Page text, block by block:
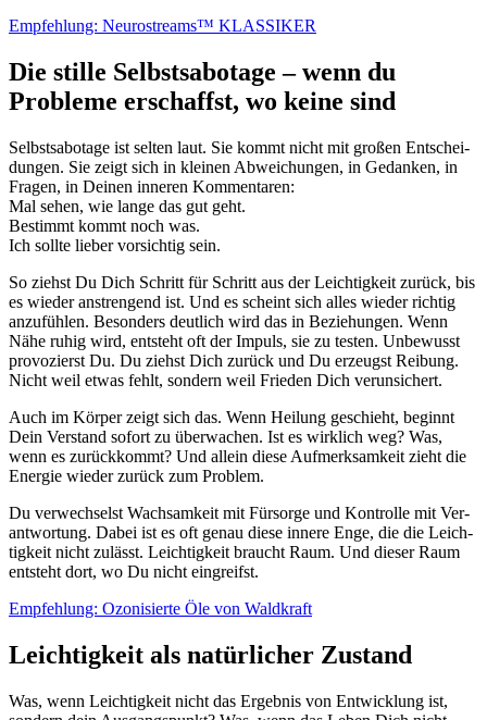
Emp­feh­lung: Neu­ro­st­reams™ KLASSIKER
Die stille Selbstsabotage – wenn du
Probleme erschaffst, wo keine sind
Selbst­sa­bo­ta­ge ist sel­ten laut. Sie kommt nicht mit gro­ßen Ent­schei­
dun­gen. Sie zeigt sich in klei­nen Abwei­chun­gen, in Gedan­ken, in
Fra­gen, in Dei­nen inne­ren Kom­men­ta­ren:
Mal sehen, wie lan­ge das gut geht.
Bestimmt kommt noch was.
Ich soll­te lie­ber vor­sich­tig sein.
So ziehst Du Dich Schritt für Schritt aus der Leich­tig­keit zurück, bis
es wie­der anstren­gend ist. Und es scheint sich alles wie­der rich­tig
anzu­füh­len. Beson­ders deut­lich wird das in Bezie­hun­gen. Wenn
Nähe ruhig wird, ent­steht oft der Impuls, sie zu tes­ten. Unbe­wusst
pro­vo­zierst Du. Du ziehst Dich zurück und Du erzeugst Rei­bung.
Nicht weil etwas fehlt, son­dern weil Frie­den Dich ver­un­si­chert.
Auch im Kör­per zeigt sich das. Wenn Hei­lung geschieht, beginnt
Dein Ver­stand sofort zu über­wa­chen. Ist es wirk­lich weg? Was,
wenn es zurück­kommt? Und allein die­se Auf­merk­sam­keit zieht die
Ener­gie wie­der zurück zum Pro­blem.
Du ver­wech­selst Wach­sam­keit mit Für­sor­ge und Kon­trol­le mit Ver­
ant­wor­tung. Dabei ist es oft genau die­se inne­re Enge, die die Leich­
tig­keit nicht zulässt. Leich­tig­keit braucht Raum. Und die­ser Raum
ent­steht dort, wo Du nicht ein­greifst.
Emp­feh­lung: Ozoni­sier­te Öle von Wald­kraft
Leichtigkeit als natürlicher Zustand
Was, wenn Leich­tig­keit nicht das Ergeb­nis von Ent­wick­lung ist,